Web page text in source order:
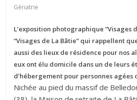
Gériatrie
L’exposition photographique “Visages
“Visages de La Bâtie” qui rappellent
aussi des lieux de résidence pour nos
eux ont élu domicile dans un de leurs
d’hébergement pour personnes agées
Nichée au pied du massif de